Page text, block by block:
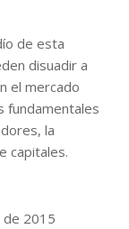
de esta
disuadir a
el mercado
fundamentales
la
capitales.
de 2015